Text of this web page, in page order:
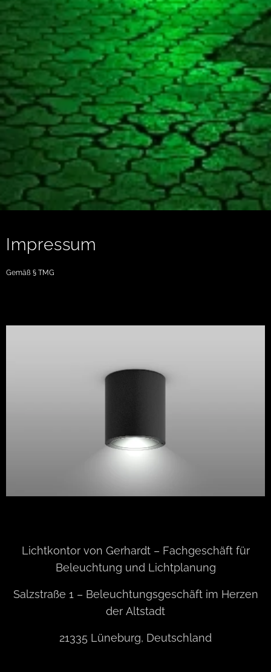
Impressum
Gemäß § TMG
Lichtkontor von Gerhardt – Fachgeschäft für
Beleuchtung und Lichtplanung
Salzstraße 1 – Beleuchtungsgeschäft im Herzen
der Altstadt
21335 Lüneburg, Deutschland